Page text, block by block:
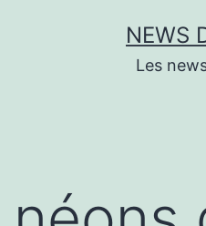
NEWS
Les